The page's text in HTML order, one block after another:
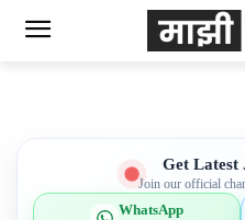
Get Latest
Join our official
WhatsApp